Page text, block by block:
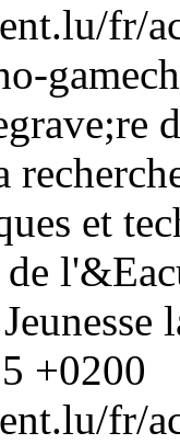
fr/
et
+0200
fr/